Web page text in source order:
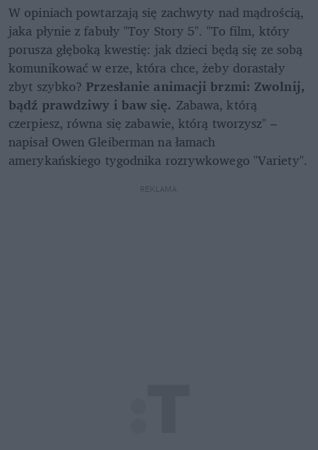
W opiniach powtarzają się zachwyty nad mądrością,
jaka płynie z fabuły "Toy Story 5". "To film, który
porusza głęboką kwestię: jak dzieci będą się ze sobą
komunikować w erze, która chce, żeby dorastały
zbyt szybko? Przesłanie animacji brzmi: Zwolnij,
bądź prawdziwy i baw się. Zabawa, którą
czerpiesz, równa się zabawie, którą tworzysz" –
napisał Owen Gleiberman na łamach
amerykańskiego tygodnika rozrywkowego "Variety".
REKLAMA